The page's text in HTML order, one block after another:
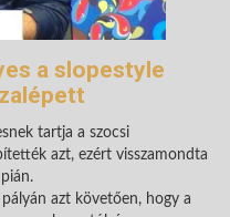
a slopestyle
tartja a szocsi
azt, ezért visszamondta
azt követően, hogy a